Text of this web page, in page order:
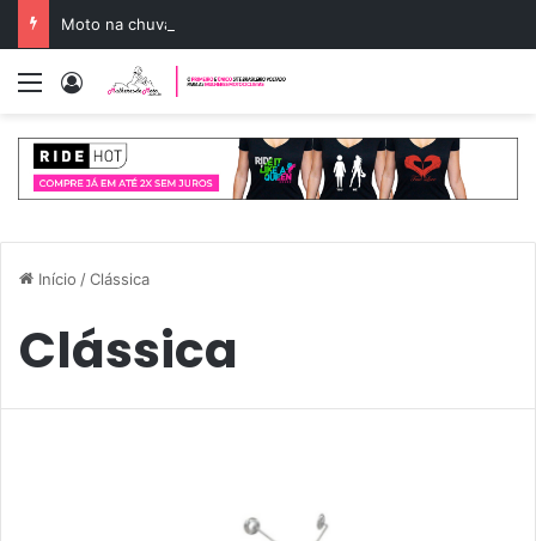
Moto na chuva: guia para pilotar com segurança
Menu Entrar
Início /Clássica
Clássica